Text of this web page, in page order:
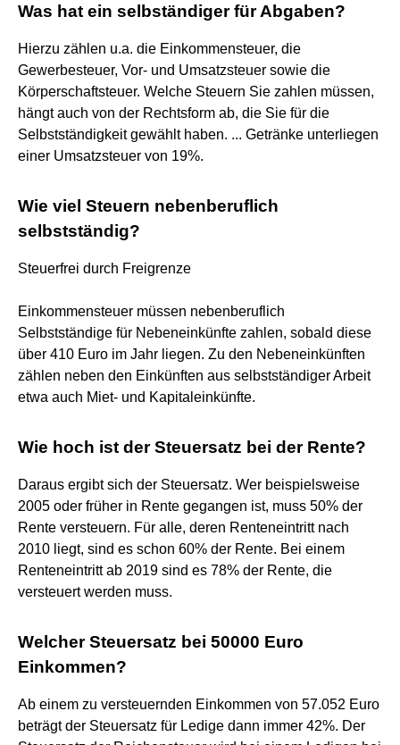
Was hat ein selbständiger für Abgaben?
Hierzu zählen u.a. die Einkommensteuer, die
Gewerbesteuer, Vor- und Umsatzsteuer sowie die
Körperschaftsteuer. Welche Steuern Sie zahlen müssen,
hängt auch von der Rechtsform ab, die Sie für die
Selbstständigkeit gewählt haben. ... Getränke unterliegen
einer Umsatzsteuer von 19%.
Wie viel Steuern nebenberuflich
selbstständig?
Steuerfrei durch Freigrenze
Einkommensteuer müssen nebenberuflich
Selbstständige für Nebeneinkünfte zahlen, sobald diese
über 410 Euro im Jahr liegen. Zu den Nebeneinkünften
zählen neben den Einkünften aus selbstständiger Arbeit
etwa auch Miet- und Kapitaleinkünfte.
Wie hoch ist der Steuersatz bei der Rente?
Daraus ergibt sich der Steuersatz. Wer beispielsweise
2005 oder früher in Rente gegangen ist, muss 50% der
Rente versteuern. Für alle, deren Renteneintritt nach
2010 liegt, sind es schon 60% der Rente. Bei einem
Renteneintritt ab 2019 sind es 78% der Rente, die
versteuert werden muss.
Welcher Steuersatz bei 50000 Euro
Einkommen?
Ab einem zu versteuernden Einkommen von 57.052 Euro
beträgt der Steuersatz für Ledige dann immer 42%. Der